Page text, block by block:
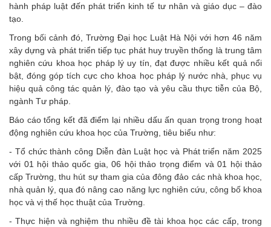
hành pháp luật đến phát triển kinh tế tư nhân và giáo dục – đào
tạo.
Trong bối cảnh đó, Trường Đại học Luật Hà Nội với hơn 46 năm
xây dựng và phát triển tiếp tục phát huy truyền thống là trung tâm
nghiên cứu khoa học pháp lý uy tín, đạt được nhiều kết quả nổi
bật, đóng góp tích cực cho khoa học pháp lý nước nhà, phục vụ
hiệu quả công tác quản lý, đào tạo và yêu cầu thực tiễn của Bộ,
ngành Tư pháp.
Báo cáo tổng kết đã điểm lại nhiều dấu ấn quan trọng trong hoạt
động nghiên cứu khoa học của Trường, tiêu biểu như:
- Tổ chức thành công Diễn đàn Luật học và Phát triển năm 2025
với 01 hội thảo quốc gia, 06 hội thảo trọng điểm và 01 hội thảo
cấp Trường, thu hút sự tham gia của đông đảo các nhà khoa học,
nhà quản lý, qua đó nâng cao năng lực nghiên cứu, công bố khoa
học và vị thế học thuật của Trường.
- Thực hiện và nghiệm thu nhiều đề tài khoa học các cấp, trong